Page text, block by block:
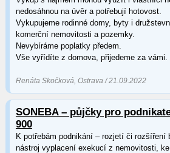
nedosáhnou na úvěr a potřebují hotovost.
Vykupujeme rodinné domy, byty i
komerční nemovitosti a pozemky.
Nevybíráme poplatky předem.
Vše vyřídíte z domova, přijedeme za vámi.
Renáta Skočková, Ostrava / 21.09.2022
SONEBA – půjčky pro
900
K potřebám podnikání – rozjetí či rozšíření
nástroj vyplacení exekucí z nemovitosti,